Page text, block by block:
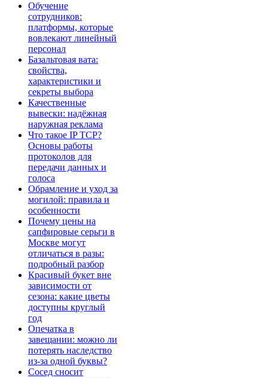
Обучение
сотрудников:
платформы, которые
вовлекают линейный
персонал
Базальтовая вата:
свойства,
характеристики и
секреты выбора
Качественные
вывески: надёжная
наружная реклама
Что такое IP TCP?
Основы работы
протоколов для
передачи данных и
голоса
Обрамление и уход за
могилой: правила и
особенности
Почему цены на
сапфировые серьги в
Москве могут
отличаться в разы:
подробный разбор
Красивый букет вне
зависимости от
сезона: какие цветы
доступны круглый
год
Опечатка в
завещании: можно ли
потерять наследство
из-за одной буквы?
Сосед сносит